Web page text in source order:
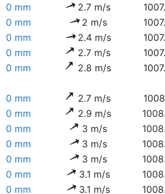
0 mm 2.7 m/s
0 mm 2 m/s
0 mm 2.4 m/s
0 mm 2.7 m/s
0 mm 2.8 m/s
0 mm 2.7 m/s
0 mm 2.9 m/s
0 mm 3 m/s
0 mm 3 m/s
0 mm 3 m/s
0 mm 3.1 m/s
0 mm 3.1 m/s